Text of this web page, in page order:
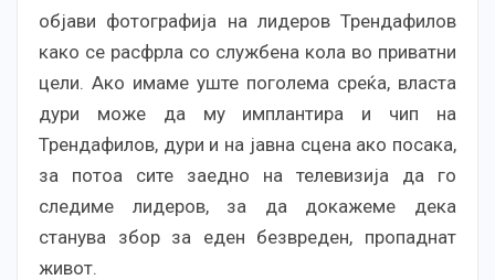
објави фотографија на лидеров Трендафилов
како се расфрла со службена кола во приватни
цели. Ако имаме уште поголема среќа, власта
дури може да му имплантира и чип на
Трендафилов, дури и на јавна сцена ако посака,
за потоа сите заедно на телевизија да го
следиме лидеров, за да докажеме дека
станува збор за еден безвреден, пропаднат
живот.